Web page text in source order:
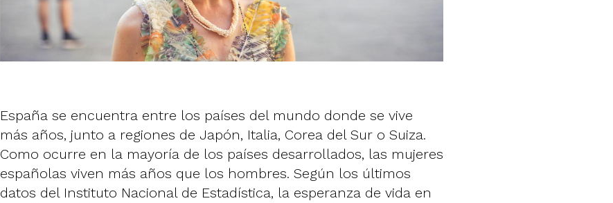
España se encuentra entre los países del mundo donde se vive
más años, junto a regiones de Japón, Italia, Corea del Sur o Suiza.
Como ocurre en la mayoría de los países desarrollados, las mujeres
españolas viven más años que los hombres. Según los últimos
datos del Instituto Nacional de Estadística, la esperanza de vida en